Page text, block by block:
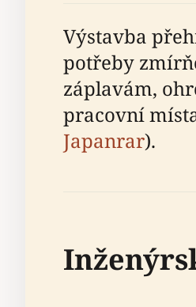
Výstavba
potřeby
záplavám,
pracovní
Japanrar).